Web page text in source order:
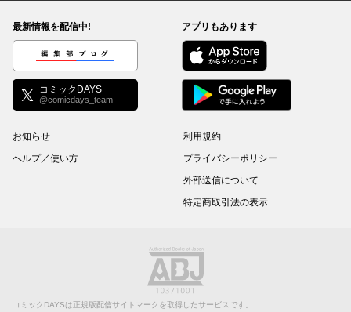
最新情報を配信中!
編集部ブログ
コミックDAYS
@comicdays_team
アプリもあります
お知らせ
ヘルプ／使い方
利用規約
プライバシーポリシー
外部送信について
特定商取引法の表示
コミックDAYSは正規版配信サイトマークを取得したサービスです。